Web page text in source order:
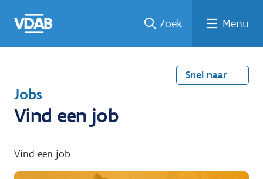
naar
een
een
job
naar
Zoek Menu
Snel naar
T
e
u
g
Jobs
Vind een job
Vind een job